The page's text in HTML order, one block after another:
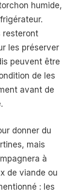
humide,
resteront
les préserver
peuvent être
de les
avant de
donner du
mais
à
de viande ou
: les